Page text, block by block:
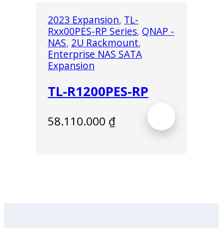
2023 Expansion, TL-
Rxx00PES-RP Series, QNAP -
NAS, 2U Rackmount,
Enterprise NAS SATA
Expansion
TL-R1200PES-RP
58.110.000 ₫